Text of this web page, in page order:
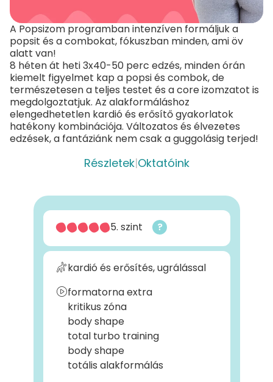
Részletek|Oktatóink
A Popsizom programban intenzíven formáljuk a
popsit és a combokat, fókuszban minden, ami öv
alatt van!
8 héten át heti 3x40-50 perc edzés, minden órán
kiemelt figyelmet kap a popsi és combok, de
természetesen a teljes testet és a core izomzatot is
megdolgoztatjuk. Az alakformáláshoz
elengedhetetlen kardió és erősítő gyakorlatok
hatékony kombinációja. Változatos és élvezetes
edzések, a fantáziánk nem csak a guggolásig terjed!
5. szint ?
kardió és erősítés, ugrálással
formatorna extra
kritikus zóna
body shape
total turbo training
body shape
totális alakformálás